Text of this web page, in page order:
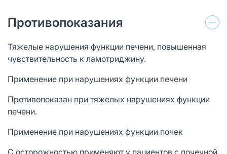
Противопоказания
Тяжелые нарушения функции печени, повышенная
чувствительность к ламотриджину.
Применение при нарушениях функции печени
Противопоказан при тяжелых нарушениях функции
печени.
Применение при нарушениях функции почек
С осторожностью применяют у пациентов с почечной